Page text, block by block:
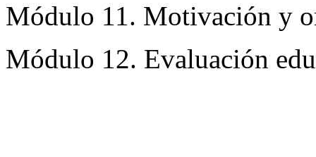
Módulo 11. Motivación y
Módulo 12. Evaluación